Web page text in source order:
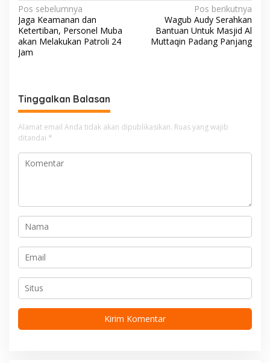
N
a
v
i
a
s
i
p
o
Pos sebelumnya
Jaga Keamanan dan
Ketertiban, Personel Muba
akan Melakukan Patroli 24
Jam
Pos berikutnya
Wagub Audy Serahkan
Bantuan Untuk Masjid Al
Muttaqin Padang Panjang
Tinggalkan Balasan
Alamat email Anda tidak akan dipublikasikan. Ruas yang wajib
ditandai *